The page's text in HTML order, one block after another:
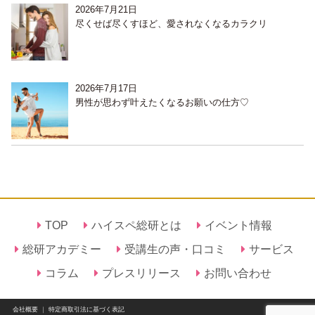
2026年7月21日
尽くせば尽くすほど、愛されなくなるカラクリ
2026年7月17日
男性が思わず叶えたくなるお願いの仕方♡
TOP ハイスペ総研とは
イベント情報
総研アカデミー
受講生の声・口コミ
サービス
コラム
プレスリリース お問い合わせ
会社概要｜ 特定商取引法に基づく表記